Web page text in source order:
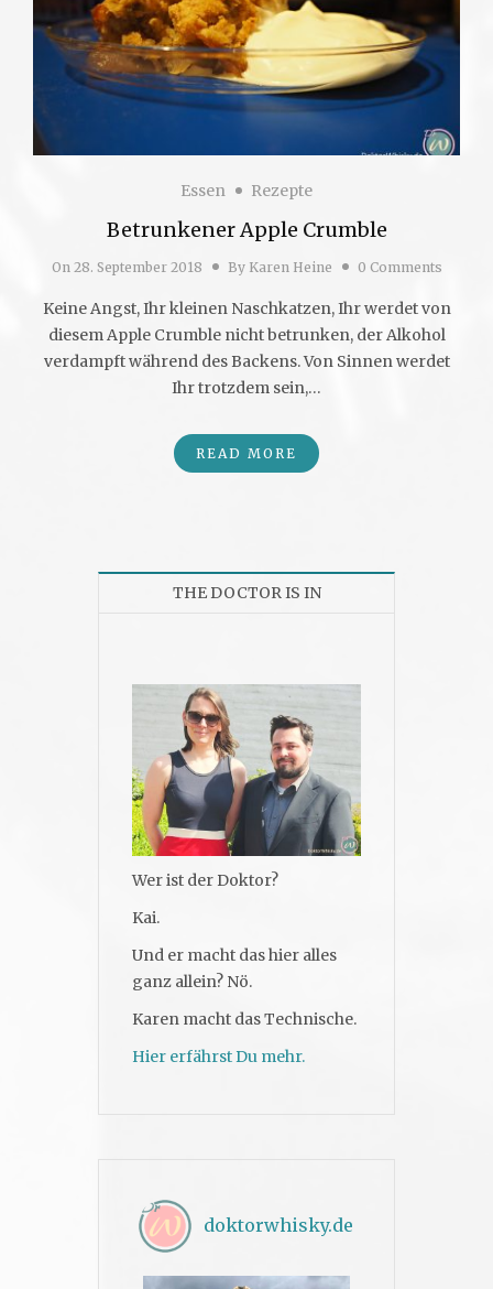
Essen Rezepte
Betrunkener Apple Crumble
On 28. September 2018 By Karen Heine 0 Comments
Keine Angst, Ihr kleinen Naschkatzen, Ihr werdet von
diesem Apple Crumble nicht betrunken, der Alkohol
verdampft während des Backens. Von Sinnen werdet
Ihr trotzdem sein,…
READ MORE
THE DOCTOR IS IN
Wer ist der Doktor?
Kai.
Und er macht das hier alles
ganz allein? Nö.
Karen macht das Technische.
Hier erfährst Du mehr.
doktorwhisky.de